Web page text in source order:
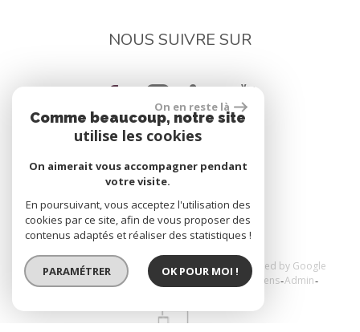
NOUS SUIVRE SUR
réalisé par
© 2026 | Tous droits réservés | Traduction powered by Google
Mentions légales Nos honoraires Liens Admin
On en reste là
Comme beaucoup, notre site
utilise les cookies
On aimerait vous accompagner pendant
votre visite.
En poursuivant, vous acceptez l'utilisation des
cookies par ce site, afin de vous proposer des
contenus adaptés et réaliser des statistiques !
PARAMÉTRER OK POUR MOI !